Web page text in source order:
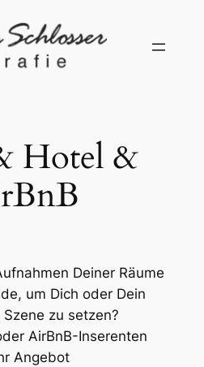
Hotel &
Deiner Räume
um Dich oder Dein
zu setzen?
AirBnB-Inserenten
Angebot